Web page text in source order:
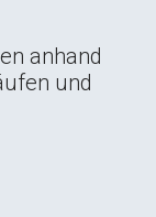
anhand
und